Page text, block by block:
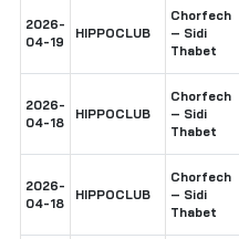
2026-
04-19
HIPPOCLUB
Chorfech
– Sidi
Thabet
2026-
04-18
HIPPOCLUB
Chorfech
– Sidi
Thabet
2026-
04-18
HIPPOCLUB
Chorfech
– Sidi
Thabet